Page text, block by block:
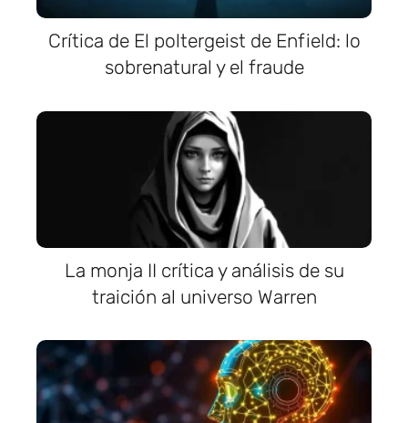
Crítica de El poltergeist de Enfield: lo
sobrenatural y el fraude
La monja II crítica y análisis de su
traición al universo Warren